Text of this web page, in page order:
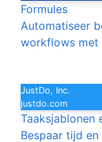
Formules
Automatiseer
workflows met
JustDo, Inc.
justdo.com
Taaksjablonen
Bespaar tijd